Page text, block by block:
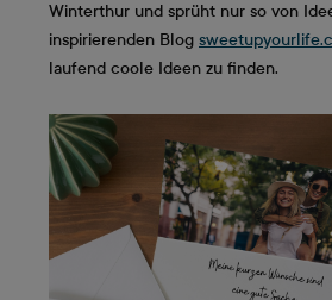
Winterthur und sprüht nur so von
inspirierenden Blog
laufend coole Ideen zu finden.